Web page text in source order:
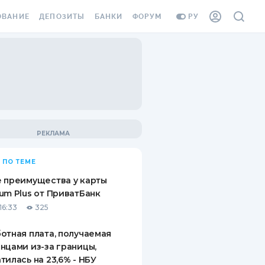
РУ
ВИНЬЕТКА
СОТРУДНИКОВ
ОТ
СЛУЧАЕВ
ДЕПОЗИТЫ
ВОПРОСЫ И ОТВЕТЫ
ПУТЕВОДИТЕЛИ ПО
БАНКИ ФОРУМ
ПО ТЕМЕ
преимущества у карты
Plus от ПриватБанк
325
плата, получаемая
из-за границы,
на 23,6% - НБУ